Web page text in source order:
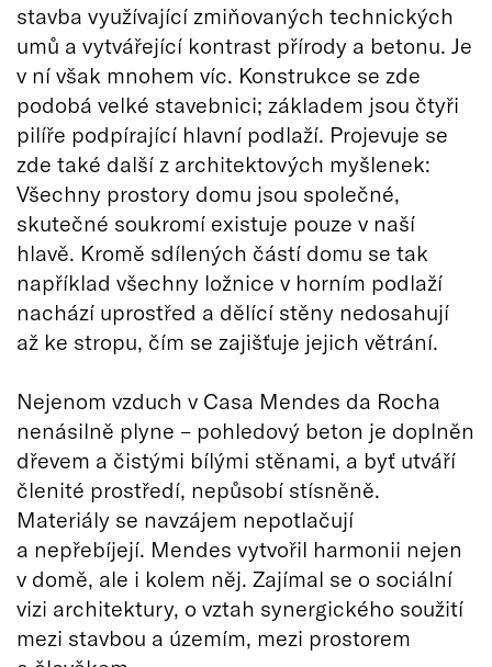
stavba využívající zmiňovaných technických
umů a vytvářející kontrast přírody a betonu. Je
v ní však mnohem víc. Konstrukce se zde
podobá velké stavebnici; základem jsou čtyři
pilíře podpírající hlavní podlaží. Projevuje se
zde také další z architektových myšlenek:
Všechny prostory domu jsou společné,
skutečné soukromí existuje pouze v naší
hlavě. Kromě sdílených částí domu se tak
například všechny ložnice v horním podlaží
nachází uprostřed a dělící stěny nedosahují
až ke stropu, čím se zajišťuje jejich větrání.
Nejenom vzduch v Casa Mendes da Rocha
nenásilně plyne – pohledový beton je doplněn
dřevem a čistými bílými stěnami, a byť utváří
členité prostředí, nepůsobí stísněně.
Materiály se navzájem nepotlačují
a nepřebíjejí. Mendes vytvořil harmonii nejen
v domě, ale i kolem něj. Zajímal se o sociální
vizi architektury, o vztah synergického soužití
mezi stavbou a územím, mezi prostorem